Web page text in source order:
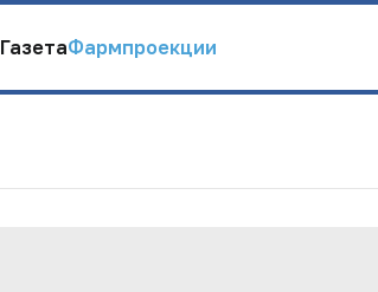
ГазетаФармпроекции